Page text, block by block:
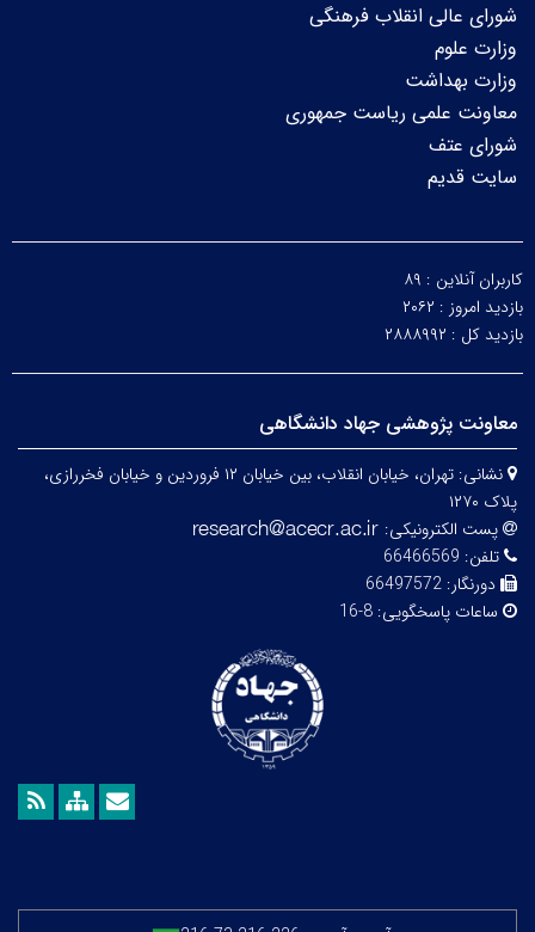
شورای عالی انقلاب فرهنگی
وزارت علوم
وزارت بهداشت
معاونت علمی ریاست جمهوری
شورای عتف
سایت قدیم
کاربران آنلاین : ۸۹
بازدید امروز : ۲۰۶۲
بازدید کل : ۲۸۸۸۹۹۲
معاونت پژوهشی جهاد دانشگاهی
نشانی:
تهران، خیابان انقلاب، بین خیابان ۱۲ فروردین و خیابان فخررازی،
پلاک ۱۲۷۰
پست الکترونیکی:
تلفن: 66466569
دورنگار: 66497572
ساعات پاسخگویی: 8-16